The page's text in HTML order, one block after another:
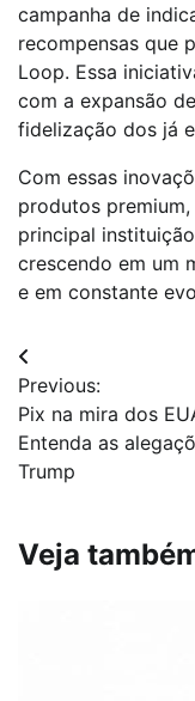
campanha de
recompensas que
Loop. Essa
com a expansão
fidelização dos já
Com essas
produtos
principal
crescendo em um
e em constante
Navegação
de
Post
Previous:
Pix na mira dos
Entenda as
Trump
Veja